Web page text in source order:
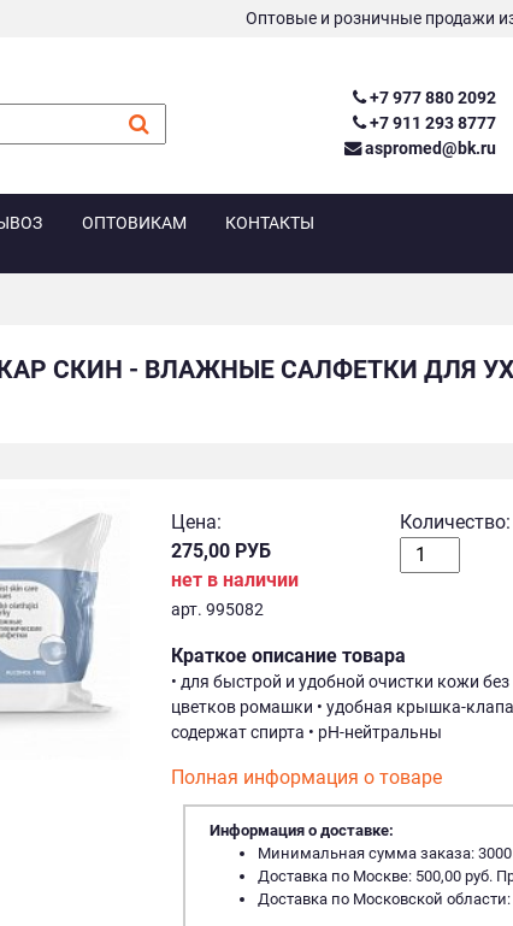
Оптовые и розничные продажи
+7 977 880 2092
+7 911 293 8777
aspromed@bk.ru
ОПТОВИКАМ КОНТАКТЫ
СКИН - ВЛАЖНЫЕ САЛФЕТКИ ДЛЯ
Цена:
275,00 РУБ
нет в наличии
арт. 995082
Количество:
Краткое описание товара
• для быстрой и удобной очистки кожи
цветков ромашки • удобная крышка-
содержат спирта • pH-нейтральны
Полная информация о товаре
Информация о доставке:
Минимальная сумма заказа: 3000
Доставка по Москве: 500,00 руб.
Доставка по Московской